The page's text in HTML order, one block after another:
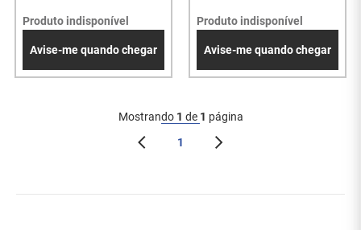
Produto indisponível
Avise-me quando chegar
Produto indisponível
Avise-me quando chegar
Mostrando 1 de 1 página
1